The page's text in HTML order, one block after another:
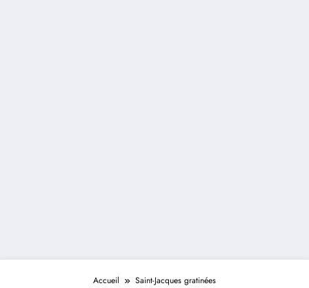
Accueil Saint-Jacques gratinées